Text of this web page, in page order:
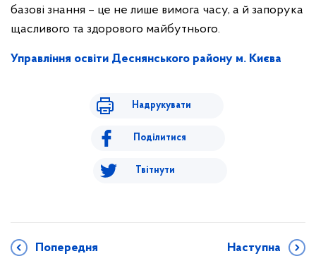
базові знання – це не лише вимога часу, а й запорука
щасливого та здорового майбутнього.
Управління освіти Деснянського району м. Києва
Надрукувати
Поділитися
Твітнути
Попередня Наступна